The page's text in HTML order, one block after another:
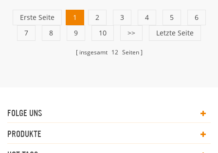
Erste Seite 1 2 3 4 5
6
7
8 9 10 >> Letzte Seite
insgesamt 12 Seiten
FOLGE UNS
PRODUKTE